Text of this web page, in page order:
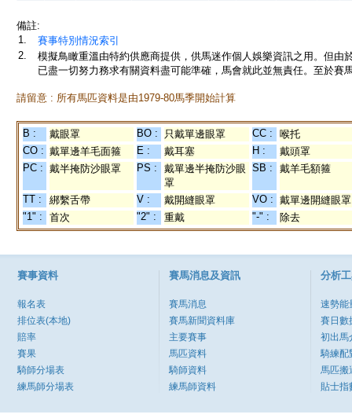
備註:
1.
賽事特別情況索引
2.
模擬鳥瞰重溫由特約供應商提供，供馬迷作個人娛樂資訊之用。但
已盡一切努力務求有關資料盡可能準確，馬會就此並無責任。至於賽
請留意 : 所有馬匹資料是由1979-80馬季開始計算
B : 戴眼罩 BO : 只戴單邊眼罩 CC :
喉托
CO : 戴單邊羊毛面箍 E : 戴耳塞 H :
戴頭罩
PC : 戴半掩防沙眼罩 PS :
戴單邊半掩防沙眼
罩
SB : 戴羊毛額箍
TT : 綁繫舌帶 V : 戴開縫眼罩 VO : 戴單邊開縫眼罩
"1" :
首次 "2" : 重戴 "-" : 除去
賽事資料
報名表
排位表(本地)
賠率
賽果
騎師分場表
練馬師分場表
賽馬消息及資訊
賽馬消息
賽馬新聞資料庫
主要賽事
馬匹資料
騎師資料
練馬師資料
分析
速勢能
賽日數
初出馬
騎練配
馬匹搬
貼士指